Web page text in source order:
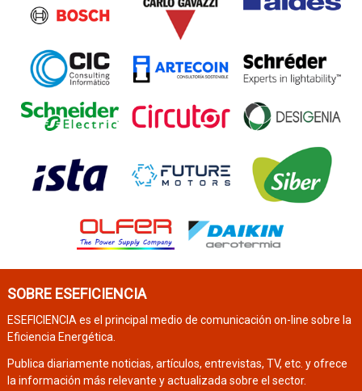
SOBRE ESEFICIENCIA
ESEFICIENCIA es el principal medio de comunicación on-line sobre la
Eficiencia Energética.
Publica diariamente noticias, artículos, entrevistas, TV, etc. y ofrece
la información más relevante y actualizada sobre el sector.